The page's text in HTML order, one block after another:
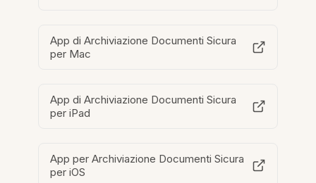
App di Archiviazione Documenti Sicura
per Mac
App di Archiviazione Documenti Sicura
per iPad
App per Archiviazione Documenti Sicura
per iOS